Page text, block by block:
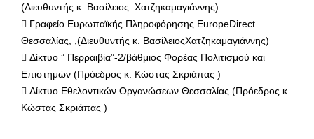
(Διευθυντής κ. Βασίλειος. Χατζηκαμαγιάννης)
 Γραφείο Ευρωπαϊκής Πληροφόρησης EuropeDirect
Θεσσαλίας, ,(Διευθυντής κ. ΒασίλειοςΧατζηκαμαγιάννης)
 Δίκτυο ” Περραιβία”-2/βάθμιος Φορέας Πολιτισμού και
Επιστημών (Πρόεδρος κ. Κώστας Σκριάπας )
 Δίκτυο Εθελοντικών Οργανώσεων Θεσσαλίας (Πρόεδρος κ.
Κώστας Σκριάπας )